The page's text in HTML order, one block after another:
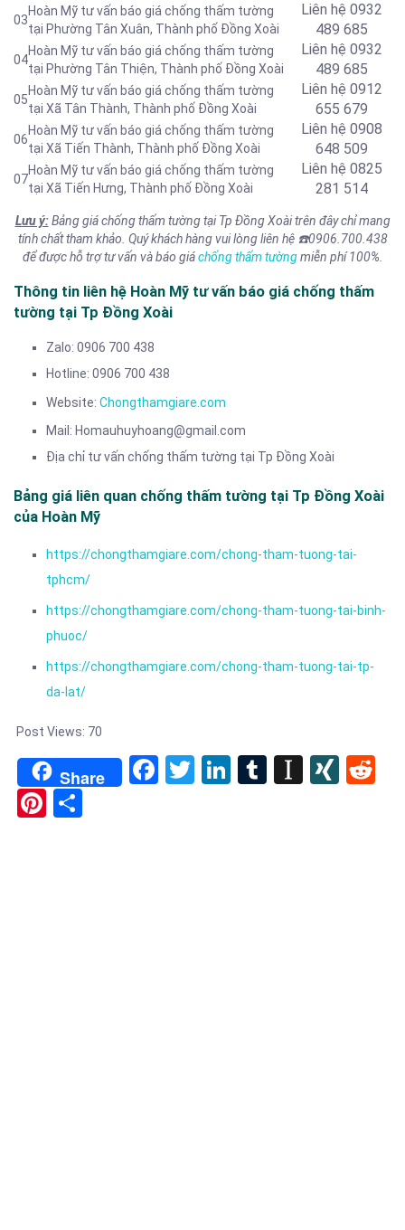
03
Hoàn Mỹ tư vấn báo giá chống thấm tường
tại Phường Tân Xuân, Thành phố Đồng Xoài
Liên hệ 0932
489 685
04
Hoàn Mỹ tư vấn báo giá chống thấm tường
tại Phường Tân Thiện, Thành phố Đồng Xoài
Liên hệ 0932
489 685
05
Hoàn Mỹ tư vấn báo giá chống thấm tường
tại Xã Tân Thành, Thành phố Đồng Xoài
Liên hệ 0912
655 679
06
Hoàn Mỹ tư vấn báo giá chống thấm tường
tại Xã Tiến Thành, Thành phố Đồng Xoài
Liên hệ 0908
648 509
07
Hoàn Mỹ tư vấn báo giá chống thấm tường
tại Xã Tiến Hưng, Thành phố Đồng Xoài
Liên hệ 0825
281 514
Lưu ý:Bảng giá chống thấm tường tại Tp Đồng Xoài trên đây chỉ mang
tính chất tham khảo. Quý khách hàng vui lòng liên hệ ☎️0906.700.438
để được hỗ trợ tư vấn và báo giáchống thấm tườngmiễn phí 100%.
Thông tin liên hệ Hoàn Mỹ tư vấn báo giá chống thấm
tường tại Tp Đồng Xoài
Zalo: 0906 700 438
Hotline: 0906 700 438
Website: Chongthamgiare.com
Mail: Homauhuyhoang@gmail.com
Địa chỉ tư vấn chống thấm tường tại Tp Đồng Xoài
Bảng giá liên quan chống thấm tường tại Tp Đồng Xoài
của Hoàn Mỹ
https://chongthamgiare.com/chong-tham-tuong-tai-
tphcm/
https://chongthamgiare.com/chong-tham-tuong-tai-binh-
phuoc/
https://chongthamgiare.com/chong-tham-tuong-tai-tp-
da-lat/
Post Views: 70
Share Facebook
TwitterLinkedIn
Tumblr
Pinterest